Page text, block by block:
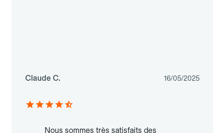
Claude C. 16/05/2025
Nous sommes très satisfaits des